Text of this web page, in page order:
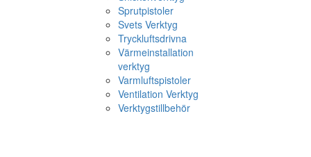
Sprutpistoler
Svets Verktyg
Tryckluftsdrivna
Värmeinstallation
verktyg
Varmluftspistoler
Ventilation Verktyg
Verktygstillbehör